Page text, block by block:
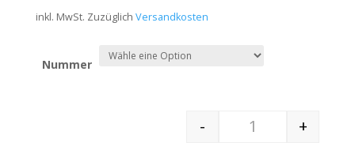
inkl. MwSt. Zuzüglich Versandkosten
Nummer
Quantity
-
+